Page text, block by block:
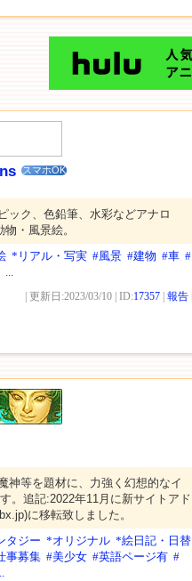
スマホOK
ック、色鉛筆、水彩などアナロ
・風景絵。
*リアル・写実 #風景 #建物 #車 #
...
| 更新日:2023/03/10 | ID:17357 報告
神等を題材に、力強く幻想的なイ
。追記:2022年11月に新サイトアド
に移転致しました。
タジー *オリジナル *絵日記・日替
事募集 #美少女 #英語ページ有 #